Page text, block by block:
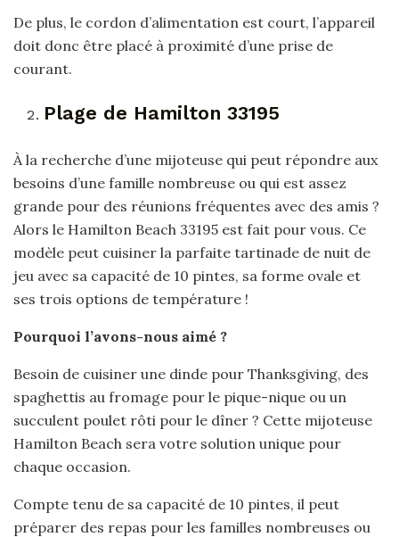
De plus, le cordon d’alimentation est court, l’appareil
doit donc être placé à proximité d’une prise de
courant.
Plage de Hamilton 33195
À la recherche d’une mijoteuse qui peut répondre aux
besoins d’une famille nombreuse ou qui est assez
grande pour des réunions fréquentes avec des amis ?
Alors le Hamilton Beach 33195 est fait pour vous. Ce
modèle peut cuisiner la parfaite tartinade de nuit de
jeu avec sa capacité de 10 pintes, sa forme ovale et
ses trois options de température !
Pourquoi l’avons-nous aimé ?
Besoin de cuisiner une dinde pour Thanksgiving, des
spaghettis au fromage pour le pique-nique ou un
succulent poulet rôti pour le dîner ? Cette mijoteuse
Hamilton Beach sera votre solution unique pour
chaque occasion.
Compte tenu de sa capacité de 10 pintes, il peut
préparer des repas pour les familles nombreuses ou